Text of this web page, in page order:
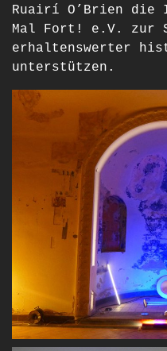
Ruairí O’Brien die
Mal Fort! e.V. zur
erhaltenswerter
unterstützen.